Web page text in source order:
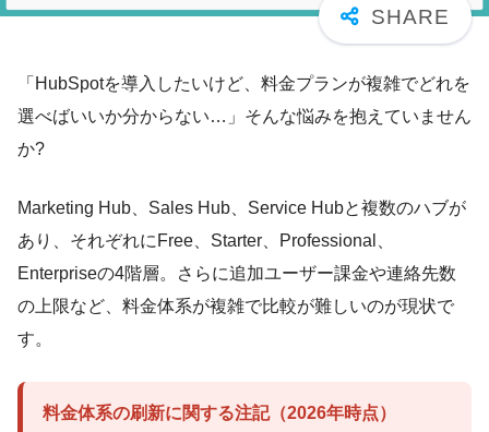
「HubSpotを導入したいけど、料金プランが複雑でどれを
選べばいいか分からない…」そんな悩みを抱えていません
か?
Marketing Hub、Sales Hub、Service Hubと複数のハブが
あり、それぞれにFree、Starter、Professional、
Enterpriseの4階層。さらに追加ユーザー課金や連絡先数
の上限など、料金体系が複雑で比較が難しいのが現状で
す。
料金体系の刷新に関する注記（2026年時点）